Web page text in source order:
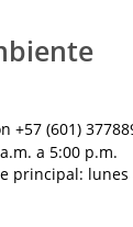
+57 (601)
a 5:00 p.m.
principal: